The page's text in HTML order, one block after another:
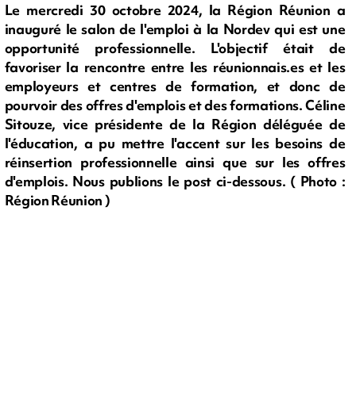
Le mercredi 30 octobre 2024, la Région Réunion a
inauguré le salon de l'emploi à la Nordev qui est une
opportunité professionnelle. L'objectif était de
favoriser la rencontre entre les réunionnais.es et les
employeurs et centres de formation, et donc de
pourvoir des offres d'emplois et des formations. Céline
Sitouze, vice présidente de la Région déléguée de
l'éducation, a pu mettre l'accent sur les besoins de
réinsertion professionnelle ainsi que sur les offres
d'emplois. Nous publions le post ci-dessous. ( Photo :
Région Réunion )